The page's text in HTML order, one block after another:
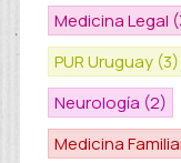
Medicina Legal
PUR Uruguay (3)
Neurología (2)
Medicina